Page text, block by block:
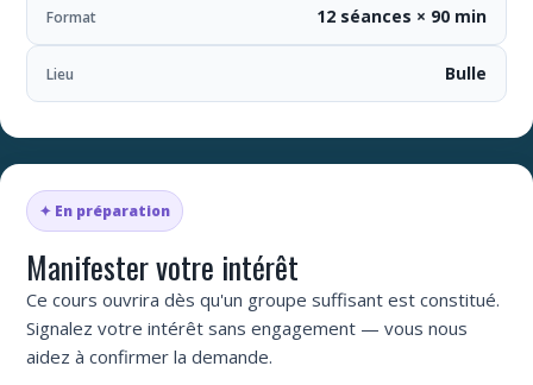
Format 12 séances × 90 min
Lieu Bulle
✦ En préparation
Manifester votre intérêt
Ce cours ouvrira dès qu'un groupe suffisant est constitué.
Signalez votre intérêt sans engagement — vous nous
aidez à confirmer la demande.